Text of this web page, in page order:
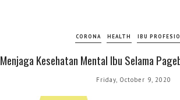
CORONA HEALTH IBU
Menjaga Kesehatan Mental Ibu Selama
Friday, October 9, 2020